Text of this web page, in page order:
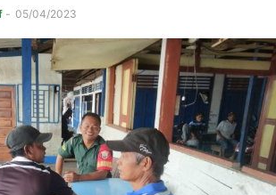
- 05/04/2023